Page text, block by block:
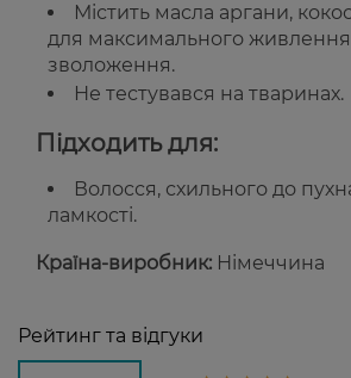
Містить масла аргани,
для максимального живлення
зволоження.
Не тестувався на тваринах.
Підходить для:
Волосся, схильного до
ламкості.
Країна-виробник: Німеччина
Рейтинг та відгуки